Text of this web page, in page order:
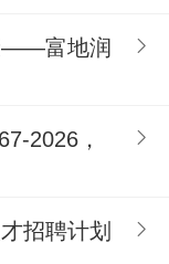
——富地润
2026，
招聘计划